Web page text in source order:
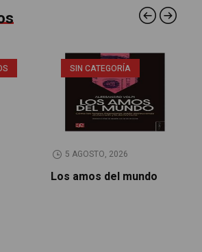
SIN CATEGORÍA
5 AGOSTO, 2026
Los amos del mundo